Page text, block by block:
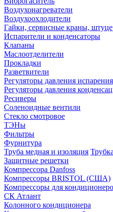
Воздухонагреватели
Воздухоохлодители
Гайки, сервисные краны,
Испарители и конденсаторы
Клапаны
Маслоотделители
Прокладки
Разветвители
Регуляторы давления испарения
Регуляторы давления
Ресиверы
Соленоидные вентили
Стекло смотровое
ТЭНы
Фильтры
Фурнитура
Труба медная и изоляция
Защитные решетки
Компрессора Danfoss
Компрессоры BRISTOL (США)
Компрессоры для
СК Атлант
Колонного кондиционера